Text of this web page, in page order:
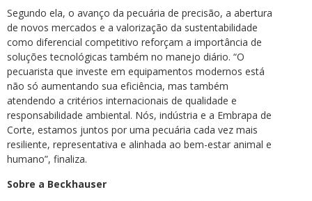
Segundo ela, o avanço da pecuária de precisão, a abertura
de novos mercados e a valorização da sustentabilidade
como diferencial competitivo reforçam a importância de
soluções tecnológicas também no manejo diário. “O
pecuarista que investe em equipamentos modernos está
não só aumentando sua eficiência, mas também
atendendo a critérios internacionais de qualidade e
responsabilidade ambiental. Nós, indústria e a Embrapa de
Corte, estamos juntos por uma pecuária cada vez mais
resiliente, representativa e alinhada ao bem-estar animal e
humano”, finaliza.
Sobre a Beckhauser